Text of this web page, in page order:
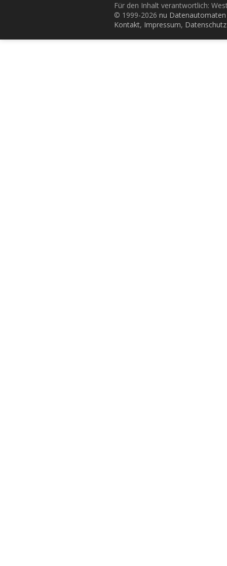
Für den Inhalt verantwortlich:
© 1999-2026 nu
Kontakt, Impressum, Datenschutz